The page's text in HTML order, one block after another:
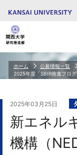
ホーム 公募情報一覧
2025年度「SBIR推進プロ
2025年03月25日
新エネル
機構（